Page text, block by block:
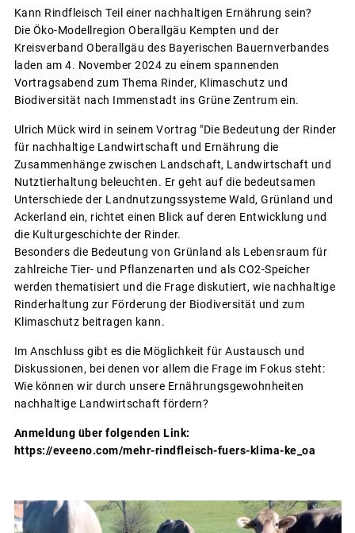
Kann Rindfleisch Teil einer nachhaltigen Ernährung sein?
Die Öko-Modellregion Oberallgäu Kempten und der
Kreisverband Oberallgäu des Bayerischen Bauernverbandes
laden am 4. November 2024 zu einem spannenden
Vortragsabend zum Thema Rinder, Klimaschutz und
Biodiversität nach Immenstadt ins Grüne Zentrum ein.
Ulrich Mück wird in seinem Vortrag "Die Bedeutung der Rinder
für nachhaltige Landwirtschaft und Ernährung die
Zusammenhänge zwischen Landschaft, Landwirtschaft und
Nutztierhaltung beleuchten. Er geht auf die bedeutsamen
Unterschiede der Landnutzungssysteme Wald, Grünland und
Ackerland ein, richtet einen Blick auf deren Entwicklung und
die Kulturgeschichte der Rinder.
Besonders die Bedeutung von Grünland als Lebensraum für
zahlreiche Tier- und Pflanzenarten und als CO2-Speicher
werden thematisiert und die Frage diskutiert, wie nachhaltige
Rinderhaltung zur Förderung der Biodiversität und zum
Klimaschutz beitragen kann.
Im Anschluss gibt es die Möglichkeit für Austausch und
Diskussionen, bei denen vor allem die Frage im Fokus steht:
Wie können wir durch unsere Ernährungsgewohnheiten
nachhaltige Landwirtschaft fördern?
Anmeldung über folgenden Link:
https://eveeno.com/mehr-rindfleisch-fuers-klima-ke_oa